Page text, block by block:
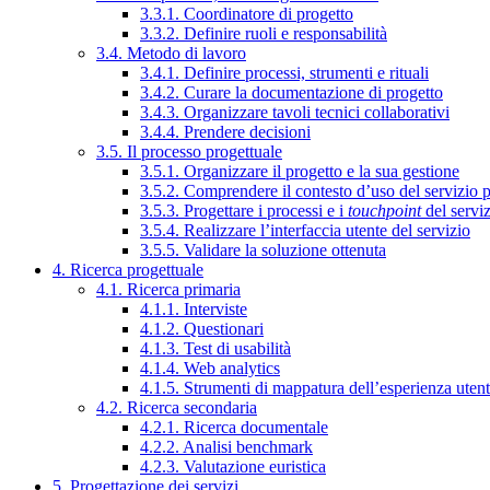
3.3.1. Coordinatore di progetto
3.3.2. Definire ruoli e responsabilità
3.4. Metodo di lavoro
3.4.1. Definire processi, strumenti e rituali
3.4.2. Curare la documentazione di progetto
3.4.3. Organizzare tavoli tecnici collaborativi
3.4.4. Prendere decisioni
3.5. Il processo progettuale
3.5.1. Organizzare il progetto e la sua gestione
3.5.2. Comprendere il contesto d’uso del servizio
3.5.3. Progettare i processi e i touchpointdel
3.5.4. Realizzare l’interfaccia utente del servizio
3.5.5. Validare la soluzione ottenuta
4. Ricerca progettuale
4.1. Ricerca primaria
4.1.1. Interviste
4.1.2. Questionari
4.1.3. Test di usabilità
4.1.4. Web analytics
4.1.5. Strumenti di mappatura dell’esperienza
4.2. Ricerca secondaria
4.2.1. Ricerca documentale
4.2.2. Analisi benchmark
4.2.3. Valutazione euristica
5. Progettazione dei servizi